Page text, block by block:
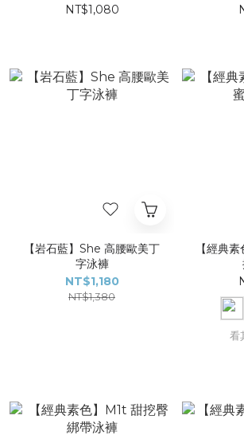
NT$1,080
【岩石藍】​She 高腰歐美丁
字泳褲​
NT$1,180
NT$1,380
【經典
看